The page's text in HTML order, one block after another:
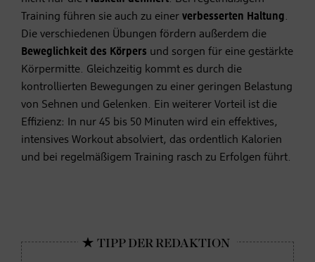
Training führen sie auch zu einer verbesserten Haltung.
Die verschiedenen Übungen fördern außerdem die
Beweglichkeit des Körpers und sorgen für eine gestärkte
Körpermitte. Gleichzeitig kommt es durch die
kontrollierten Bewegungen zu einer geringen Belastung
von Sehnen und Gelenken. Ein weiterer Vorteil ist die
Effizienz: In nur 45 bis 50 Minuten wird ein effektives,
intensives Workout absolviert, das ordentlich Kalorien
und bei regelmäßigem Training rasch zu Erfolgen führt.